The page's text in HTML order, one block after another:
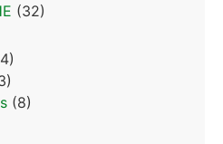
(32)
(8)